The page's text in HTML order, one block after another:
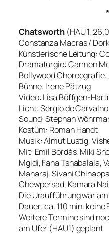
Chatsworth (HAU 1,
Constanza Macras /
Künstlerische Leitung:
Dramaturgie: Carmen
Bollywood Choreografie:
Bühne: Irene Pätzug
Video: Lisa Böffgen-
Licht: Sergio de
Sound: Stephan
Kostüm: Roman Handt
Musik: Almut Lustig,
Mit: Emil Bordás, Miki
Mgidi, Fana Tshabalala,
Maharaj, Sivani
Chewpersad, Kamara
Die Uraufführung war am
Dauer: ca. 110 min, keine
Weitere Termine sind
am Ufer (HAU1) geplant